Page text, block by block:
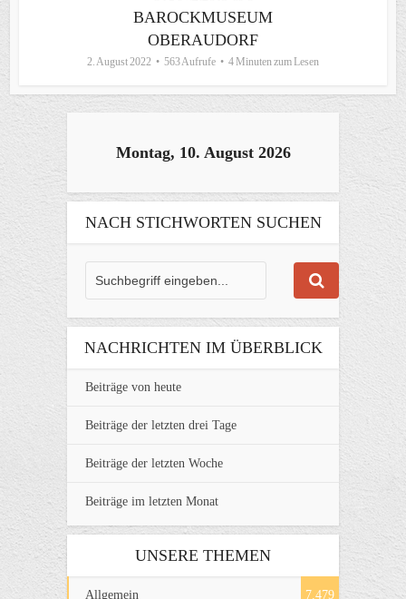
BAROCKMUSEUM
OBERAUDORF
2. August 2022 563 Aufrufe 4 Minuten zum Lesen
Montag, 10. August 2026
NACH STICHWORTEN SUCHEN
NACHRICHTEN IM ÜBERBLICK
Beiträge von heute
Beiträge der letzten drei Tage
Beiträge der letzten Woche
Beiträge im letzten Monat
UNSERE THEMEN
Allgemein 7.479